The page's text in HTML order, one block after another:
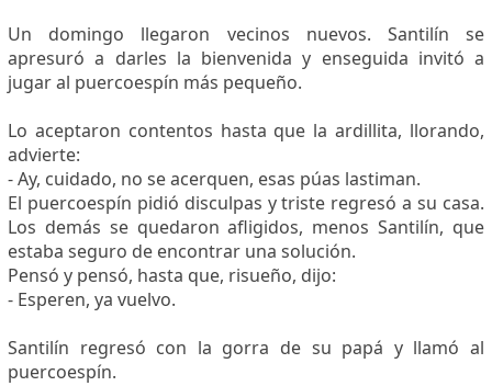
Un domingo llegaron vecinos nuevos. Santilín se
apresuró a darles la bienvenida y enseguida invitó a
jugar al puercoespín más pequeño.
Lo aceptaron contentos hasta que la ardillita, llorando,
advierte:
- Ay, cuidado, no se acerquen, esas púas lastiman.
El puercoespín pidió disculpas y triste regresó a su casa.
Los demás se quedaron afligidos, menos Santilín, que
estaba seguro de encontrar una solución.
Pensó y pensó, hasta que, risueño, dijo:
- Esperen, ya vuelvo.
Santilín regresó con la gorra de su papá y llamó al
puercoespín.